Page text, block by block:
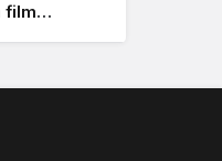
film